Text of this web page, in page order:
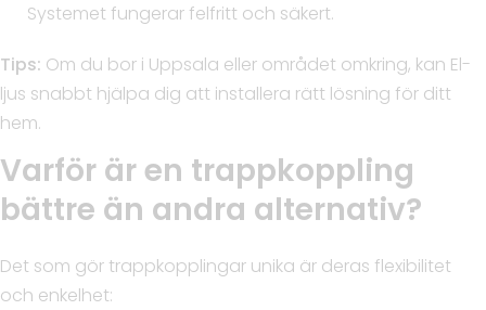
Systemet fungerar felfritt och säkert.
Tips: Om du bor i Uppsala eller området omkring, kan El-
ljus snabbt hjälpa dig att installera rätt lösning för ditt
hem.
Varför är en trappkoppling
bättre än andra alternativ?
Det som gör trappkopplingar unika är deras flexibilitet
och enkelhet: